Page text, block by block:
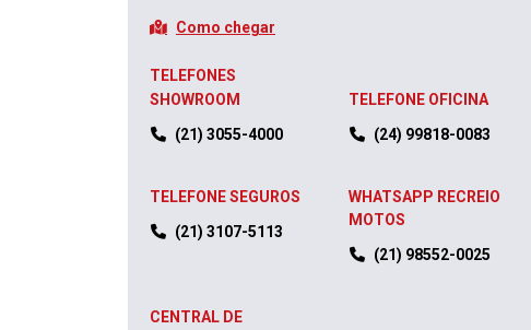
Como chegar
TELEFONES
SHOWROOM
(21) 3055-4000
TELEFONE OFICINA
(24) 99818-0083
TELEFONE SEGUROS
(21) 3107-5113
WHATSAPP RECREIO
MOTOS
(21) 98552-0025
CENTRAL DE